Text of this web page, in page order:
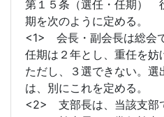
第１５条（選任・任期）
期を次のように定める。
<1> 会長・副会長は総会
任期は２年とし、重任を妨
ただし、３選できない。選
は、別にこれを定める。
<2> 支部長は、当該支部